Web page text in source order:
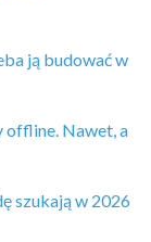
ją budować w
offline. Nawet, a
szukają w 2026